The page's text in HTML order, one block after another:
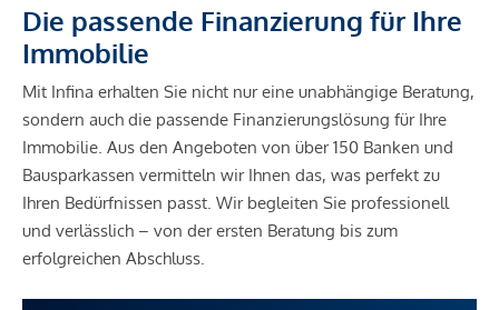
Die passende Finanzierung für Ihre
Immobilie
Mit Infina erhalten Sie nicht nur eine unabhängige Beratung,
sondern auch die passende Finanzierungslösung für Ihre
Immobilie. Aus den Angeboten von über 150 Banken und
Bausparkassen vermitteln wir Ihnen das, was perfekt zu
Ihren Bedürfnissen passt. Wir begleiten Sie professionell
und verlässlich – von der ersten Beratung bis zum
erfolgreichen Abschluss.